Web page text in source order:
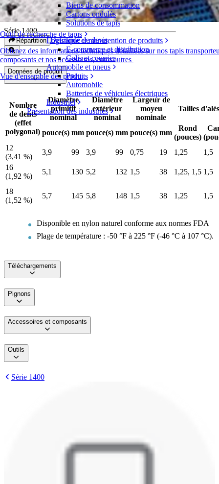
Outil de recherche de tapis
Obtenez des informations techniques détaillées sur nos tapis
composants et nos accessoires, entre autres
Vue d'ensemble des produits
Biens de consommation
Cartons ondulés
Solutions de tapis
Logistique et manutention de produits
E-commerce et distribution
Colis et courrier
Automobile et pneus
Pneu
Automobile
Batteries de véhicules électriques
Industriel
Présentation des industries
Pignons en deux parties en nylon FDA
Série 1400
Répartition Demande de devis
Données de produit
Nombre
de dents
(effet
polygonal)
Diamètre
primitif
nominal
Diamètre
extérieur
nominal
Largeur de
moyeu
nominale
Tailles
pouce(s) mm pouce(s) mm pouce(s) mm
Rond
(pouces)
12
(3,41 %)
3,9 99 3,9 99 0,75 19 1,25
1,5
16
(1,92 %)
5,1 130 5,2 132 1,5 38 1,25, 1,5 1,5
18
(1,52 %)
5,7 145 5,8 148 1,5 38 1,25 1,5
Disponible en nylon naturel conforme aux normes FDA
Plage de température : -50 °F à 225 °F (-46 °C à 107 °C).
Téléchargements
Pignons
Accessoires et composants
Outils
Série 1400